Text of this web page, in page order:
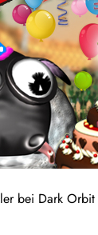
bei Dark Orbit